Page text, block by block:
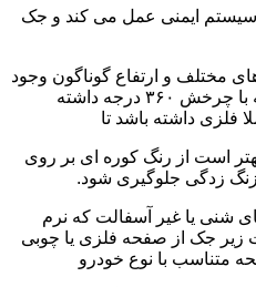
سیستم ایمنی عمل می کند و جک
و ارتفاع گوناگون وجود
دارد.یک جک سوسماری باید دسته با چرخش ۳۶۰ درجه داشته
فلزی داشته باشد تا
است از رنگ کوره ای بر روی
زنگ زدگی جلوگیری شود.
شنی یا غیر آسفالت که نرم
زیر جک از صفحه فلزی یا چوبی
متناسب با نوع خودرو